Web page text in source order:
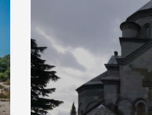
називаються
виробляє відмінне
легке біле і дуже […]